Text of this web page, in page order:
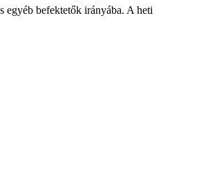
egyéb befektetők irányába. A heti